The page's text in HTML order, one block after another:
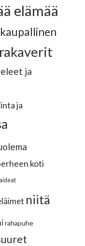
elämää
kaupallinen
ja
ja
koti
niitä
rahapuhe